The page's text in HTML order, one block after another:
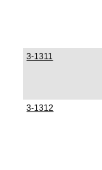
3-1311
3-1312